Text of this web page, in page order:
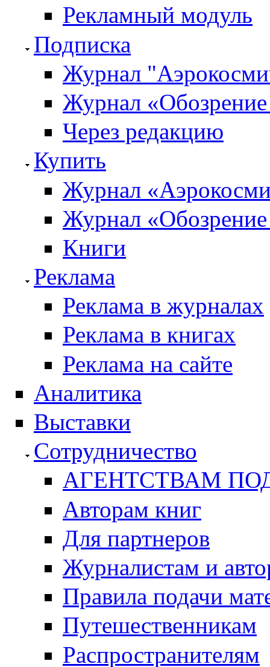
Рекламный модуль
Подписка
Журнал
Журнал
Через редакцию
Купить
Журнал
Журнал
Книги
Реклама
Реклама в журналах
Реклама в книгах
Реклама на сайте
Аналитика
Выставки
Сотрудничество
АГЕНТСТВАМ
Авторам книг
Для партнеров
Журналистам и
Правила подачи
Путешественникам
Распространителям